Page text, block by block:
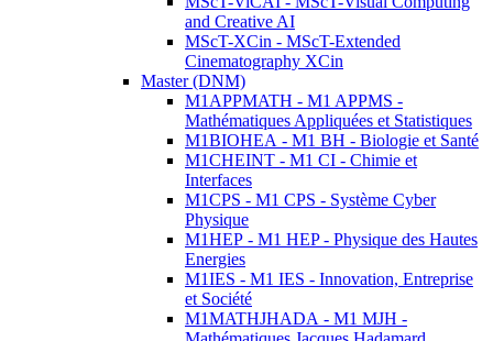
and Creative AI
MScT-XCin - MScT-Extended
Cinematography XCin
Master (DNM)
M1APPMATH - M1 APPMS -
Mathématiques Appliquées et Statistiques
M1BIOHEA - M1 BH - Biologie et Santé
M1CHEINT - M1 CI - Chimie et
Interfaces
M1CPS - M1 CPS - Système Cyber
Physique
M1HEP - M1 HEP - Physique des Hautes
Energies
M1IES - M1 IES - Innovation, Entreprise
et Société
M1MATHJHADA - M1 MJH -